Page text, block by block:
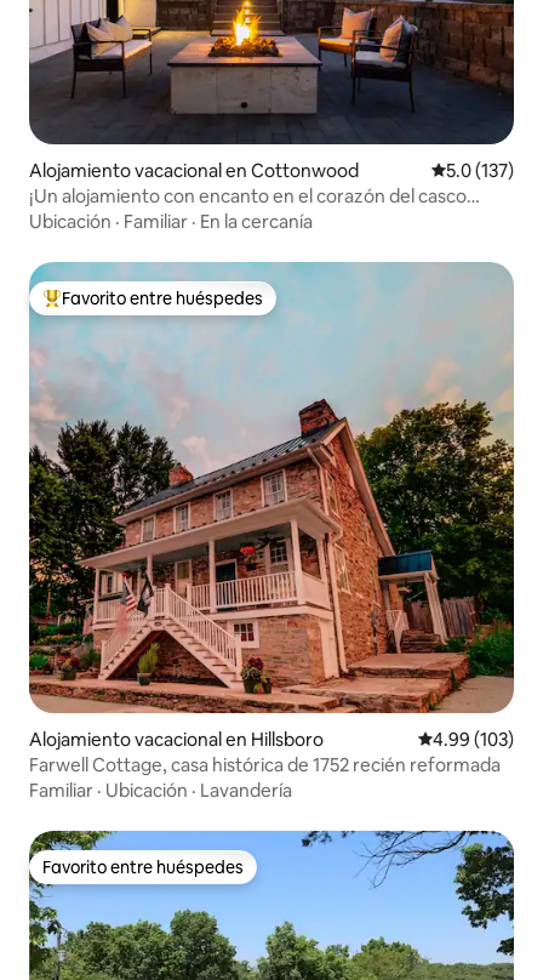
Alojamiento vacacional en Cottonwood Calificación
5.0 (137)
¡Un alojamiento con encanto en el corazón del casco
antiguo!
Ubicación · Familiar · En la cercanía
Favorito entre huéspedes preferido
Favorito entre huéspedes
Alojamiento vacacional en Hillsboro Calificación
4.99 (103)
Farwell Cottage, casa histórica de 1752 recién reformada
Familiar · Ubicación · Lavandería
Favorito entre huéspedes
Favorito entre huéspedes